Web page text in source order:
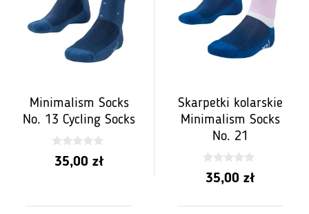
Minimalism Socks
No. 13 Cycling Socks
0
z35,00 zł
Skarpetki kolarskie
Minimalism Socks
No. 21
0
z35,00 zł